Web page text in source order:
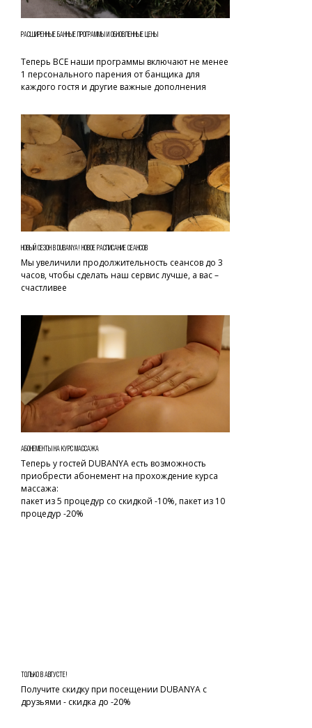
РАСШИРЕННЫЕ БАННЫЕ ПРОГРАММЫ И ОБНОВЛЕННЫЕ ЦЕНЫ
Теперь ВСЕ наши программы включают не менее
1 персонального парения от банщика для
каждого гостя и другие важные дополнения
НОВЫЙ СЕЗОН В DUBANYA! НОВОЕ РАСПИСАНИЕ СЕАНСОВ
Мы увеличили продолжительность сеансов до 3
часов, чтобы сделать наш сервис лучше, а вас –
счастливее
АБОНЕМЕНТЫ НА КУРС МАССАЖА
Теперь у гостей DUBANYA есть возможность
приобрести абонемент на прохождение курса
массажа:
пакет из 5 процедур со скидкой -10%, пакет из 10
процедур -20%
ТОЛЬКО В АВГУСТЕ!
Получите скидку при посещении DUBANYA с
друзьями - скидка до -20%